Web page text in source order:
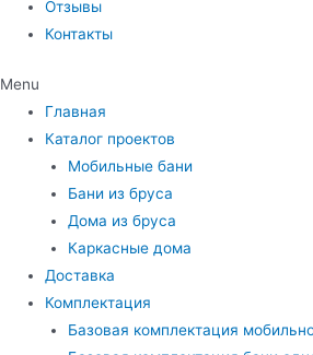
Отзывы
Контакты
Menu
Главная
Каталог проектов
Мобильные бани
Бани из бруса
Дома из бруса
Каркасные дома
Доставка
Комплектация
Базовая комплектация